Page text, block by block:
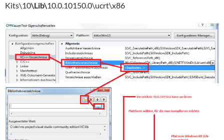
Kits\10\Lib\10.0.10150.0\ucrt\x86